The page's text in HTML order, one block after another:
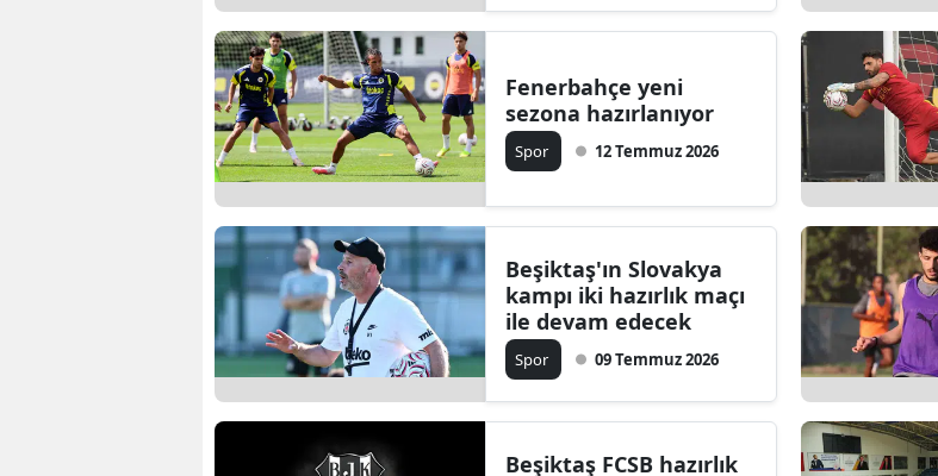
Bolu
Burdur
Bursa
Çankırı
Çorum
Denizli
Diyarbakır
Edirne
Elazığ
Fenerbahçe yeni
sezona hazırlanıyor
Spor 12 Temmuz 2026
Beşiktaş'ın Slovakya
kampı iki hazırlık maçı
ile devam edecek
Spor 09 Temmuz 2026
Beşiktaş FCSB hazırlık